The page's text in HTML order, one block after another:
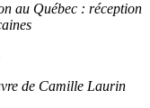
au Québec : réception
de Camille Laurin